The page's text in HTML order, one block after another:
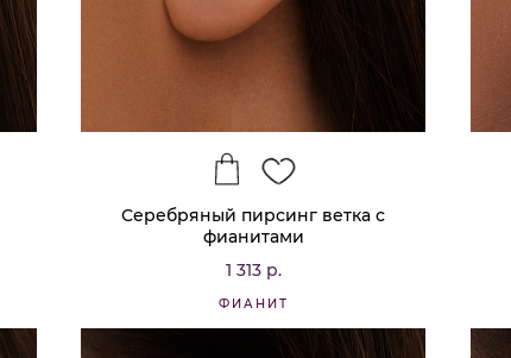
Серебряный пирсинг ветка с
фианитами
1 313 р.
ФИАНИТ